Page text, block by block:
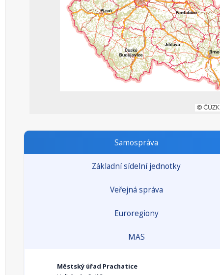
Samospráva
Základní sídelní jednotky
Veřejná správa
Euroregiony
MAS
Městský úřad Prachatice